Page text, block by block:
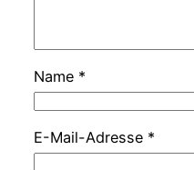
Name *
E-Mail-Adresse *